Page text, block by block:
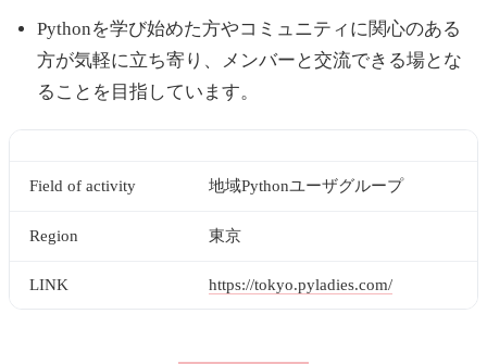
Pythonを学び始めた方やコミュニティに関心のある
方が気軽に立ち寄り、メンバーと交流できる場とな
ることを目指しています。
Field of activity 地域Pythonユーザグループ
Region 東京
LINK https://tokyo.pyladies.com/